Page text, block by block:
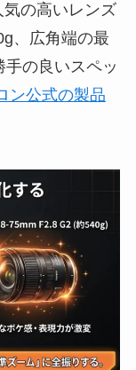
の高いレンズ
、広角端の最
の良いスペッ
ン公式の製品